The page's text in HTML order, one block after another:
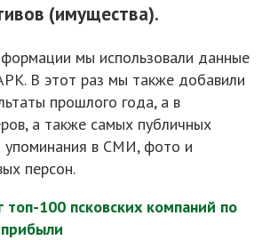
(имущества).
мы использовали данные
В этот раз мы также добавили
прошлого года, а в
а также самых публичных
упоминания в СМИ, фото и
персон.
топ-100 псковских компаний по